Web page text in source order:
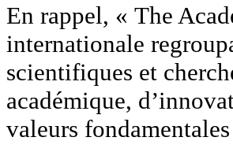
En rappel, « The
internationale
scientifiques et
académique,
valeurs